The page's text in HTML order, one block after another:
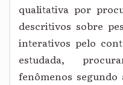
qualitativa por
descritivos sobre
interativos pelo
estudada,
fenômenos